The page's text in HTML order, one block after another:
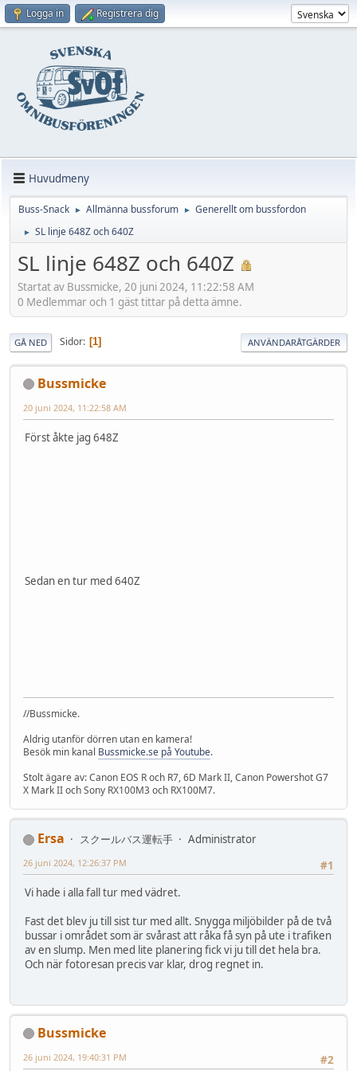
Logga in Registrera dig
Huvudmeny
Buss-Snack ► Allmänna bussforum ► Generellt om bussfordon
► SL linje 648Z och 640Z
SL linje 648Z och 640Z
Startat av Bussmicke, 20 juni 2024, 11:22:58 AM
0 Medlemmar och 1 gäst tittar på detta ämne.
GÅ NED Sidor 1 ANVÄNDARÅTGÄRDER
Bussmicke
20 juni 2024, 11:22:58 AM
Först åkte jag 648Z
Sedan en tur med 640Z
//Bussmicke.
Aldrig utanför dörren utan en kamera!
Besök min kanal Bussmicke.se på Youtube.
Stolt ägare av: Canon EOS R och R7, 6D Mark II, Canon Powershot G7
X Mark II och Sony RX100M3 och RX100M7.
Ersa スクールバス運転手
Administrator
#1
26 juni 2024, 12:26:37 PM
Vi hade i alla fall tur med vädret.
Fast det blev ju till sist tur med allt. Snygga miljöbilder på de två
bussar i området som är svårast att råka få syn på ute i trafiken
av en slump. Men med lite planering fick vi ju till det hela bra.
Och när fotoresan precis var klar, drog regnet in.
Bussmicke
#2
26 juni 2024, 19:40:31 PM